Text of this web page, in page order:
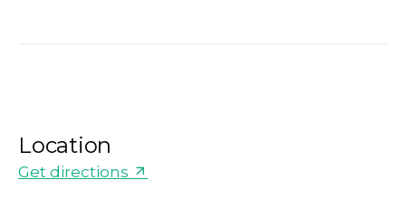
Location
Get directions